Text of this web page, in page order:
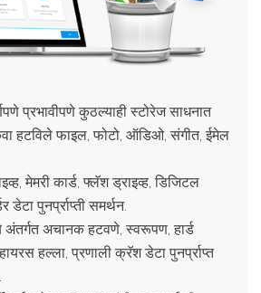
प्रभावीपणे कुठल्याही स्टोरेज साधनात
हटविले फाइल, फोटो, ऑडिओ, संगीत, ईमेल
मेमरी कार्ड, फ्लॅश ड्राइव्ह, डिजिटल
पुनर्प्राप्ती समर्थन.
अंतर्गत अचानक हटवणे, स्वरूपण, हार्ड
हल्ला, प्रणाली क्रॅश डेटा पुनर्प्राप्त